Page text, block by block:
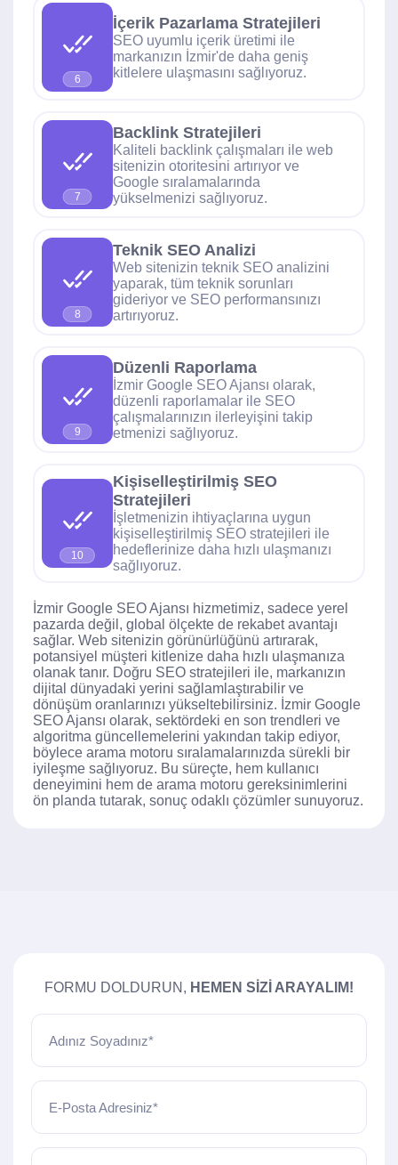
6
İçerik Pazarlama Stratejileri
SEO uyumlu içerik üretimi ile
markanızın İzmir'de daha geniş
kitlelere ulaşmasını sağlıyoruz.
7
Backlink Stratejileri
Kaliteli backlink çalışmaları ile web
sitenizin otoritesini artırıyor ve
Google sıralamalarında
yükselmenizi sağlıyoruz.
8
Teknik SEO Analizi
Web sitenizin teknik SEO analizini
yaparak, tüm teknik sorunları
gideriyor ve SEO performansınızı
artırıyoruz.
9
Düzenli Raporlama
İzmir Google SEO Ajansı olarak,
düzenli raporlamalar ile SEO
çalışmalarınızın ilerleyişini takip
etmenizi sağlıyoruz.
10
Kişiselleştirilmiş SEO
Stratejileri
İşletmenizin ihtiyaçlarına uygun
kişiselleştirilmiş SEO stratejileri ile
hedeflerinize daha hızlı ulaşmanızı
sağlıyoruz.
İzmir Google SEO Ajansı hizmetimiz, sadece yerel
pazarda değil, global ölçekte de rekabet avantajı
sağlar. Web sitenizin görünürlüğünü artırarak,
potansiyel müşteri kitlenize daha hızlı ulaşmanıza
olanak tanır. Doğru SEO stratejileri ile, markanızın
dijital dünyadaki yerini sağlamlaştırabilir ve
dönüşüm oranlarınızı yükseltebilirsiniz. İzmir Google
SEO Ajansı olarak, sektördeki en son trendleri ve
algoritma güncellemelerini yakından takip ediyor,
böylece arama motoru sıralamalarınızda sürekli bir
iyileşme sağlıyoruz. Bu süreçte, hem kullanıcı
deneyimini hem de arama motoru gereksinimlerini
ön planda tutarak, sonuç odaklı çözümler sunuyoruz.
FORMU DOLDURUN, HEMEN SIZI ARAYALIM!
Adınız Soyadınız*
E-Posta Adresiniz*